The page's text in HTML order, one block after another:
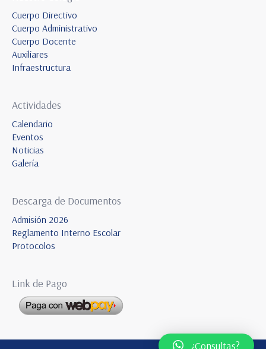
Cuerpo Directivo
Cuerpo Administrativo
Cuerpo Docente
Auxiliares
Infraestructura
Actividades
Calendario
Eventos
Noticias
Galería
Descarga de Documentos
Admisión 2026
Reglamento Interno Escolar
Protocolos
Link de Pago
¿Consultas?